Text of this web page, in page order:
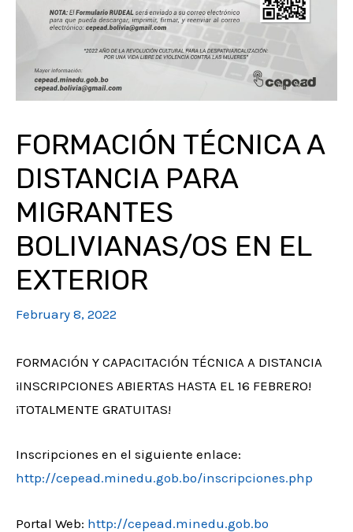
FORMACIÓN TÉCNICA A
DISTANCIA PARA
MIGRANTES
BOLIVIANAS/OS EN EL
EXTERIOR
February 8, 2022
FORMACIÓN Y CAPACITACIÓN TÉCNICA A DISTANCIA
¡INSCRIPCIONES ABIERTAS HASTA EL 16 FEBRERO!
¡TOTALMENTE GRATUITAS!
Inscripciones en el siguiente enlace:
http://cepead.minedu.gob.bo/inscripciones.php
Portal Web: http://cepead.minedu.gob.bo